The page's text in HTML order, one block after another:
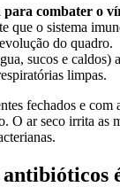
para combater o
que o sistema
do quadro.
sucos e caldos)
limpas.
fechados e com
O ar seco irrita as
antibióticos